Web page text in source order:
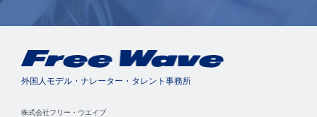
外国人モデル・ナレーター・タレント事務所
株式会社フリー・ウエイブ